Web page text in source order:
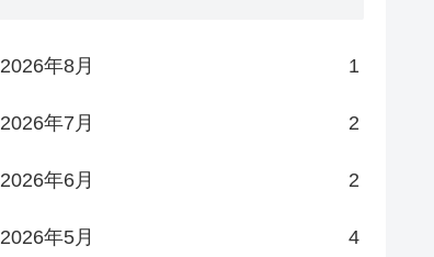
2026年8月 1
2026年7月 2
2026年6月 2
2026年5月 4